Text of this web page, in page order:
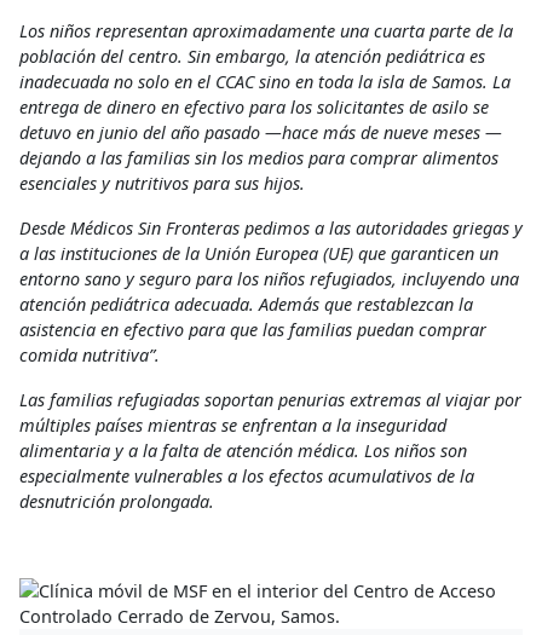
Los niños representan aproximadamente una cuarta parte de la
población del centro. Sin embargo, la atención pediátrica es
inadecuada no solo en el CCAC sino en toda la isla de Samos. La
entrega de dinero en efectivo para los solicitantes de asilo se
detuvo en junio del año pasado —hace más de nueve meses —
dejando a las familias sin los medios para comprar alimentos
esenciales y nutritivos para sus hijos.
Desde Médicos Sin Fronteras pedimos a las autoridades griegas y
a las instituciones de la Unión Europea (UE) que garanticen un
entorno sano y seguro para los niños refugiados, incluyendo una
atención pediátrica adecuada. Además que restablezcan la
asistencia en efectivo para que las familias puedan comprar
comida nutritiva”.
Las familias refugiadas soportan penurias extremas al viajar por
múltiples países mientras se enfrentan a la inseguridad
alimentaria y a la falta de atención médica. Los niños son
especialmente vulnerables a los efectos acumulativos de la
desnutrición prolongada.